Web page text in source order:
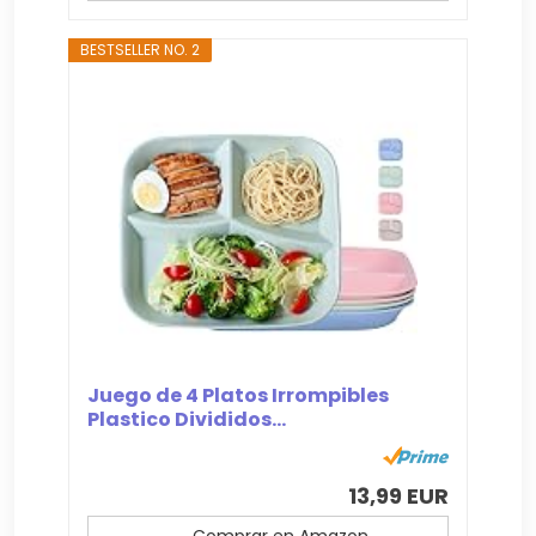
BESTSELLER NO. 2
Juego de 4 Platos Irrompibles
Plastico Divididos...
13,99 EUR